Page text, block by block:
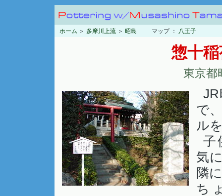
ホーム ＞ 多摩川上流 ＞ 昭島 マップ ： 八王子
惣十
東京都
で
ル
子
気
隣
ち